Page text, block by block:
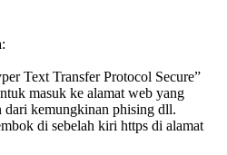
Text Transfer Protocol Secure”
masuk ke alamat web yang
dari kemungkinan phising dll.
di sebelah kiri https di alamat